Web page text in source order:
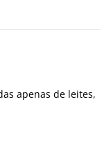
apenas de leites,